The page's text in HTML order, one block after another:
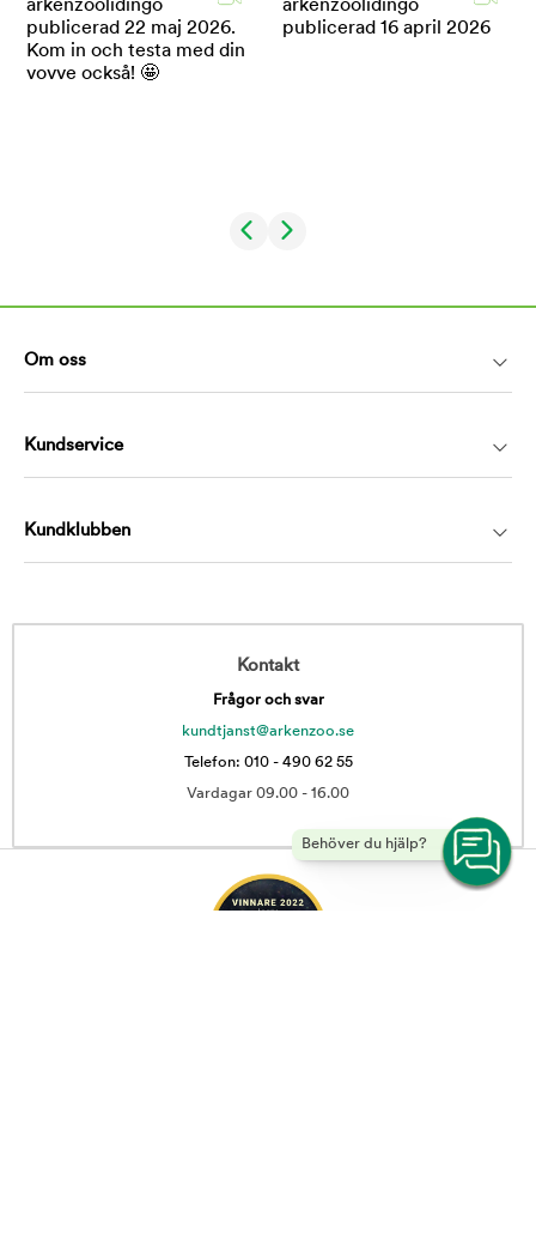
Behöver du hjälp?
Om oss
Kundservice
Kundklubben
Kontakt
Frågor och svar
kundtjanst@arkenzoo.se
Telefon: 010 - 490 62 55
Vardagar 09.00 - 16.00